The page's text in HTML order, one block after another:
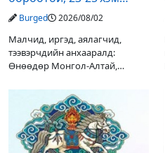
дулаан байна
Burged 2026/08/02
Малчид, иргэд, аялагчид,
тээвэрчдийн анхааралд:
Өнөөдөр Монгол-Алтай,
уулархаг нутгаар бороо, дуу
цахилгаантай аадар бороо
орох тул голуудын усны
түвшин нэмэгдэх, нөөлөг